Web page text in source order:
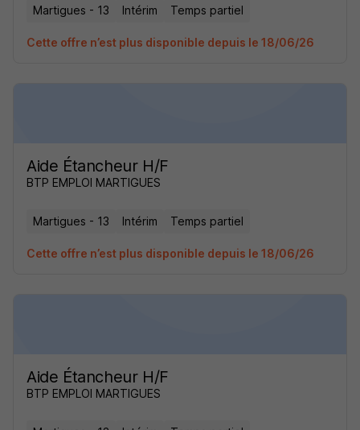
Martigues - 13 Intérim Temps partiel
Cette offre n’est plus disponible depuis le 18/06/26
Aide Étancheur H/F
BTP EMPLOI MARTIGUES
Martigues - 13 Intérim Temps partiel
Cette offre n’est plus disponible depuis le 18/06/26
Aide Étancheur H/F
BTP EMPLOI MARTIGUES